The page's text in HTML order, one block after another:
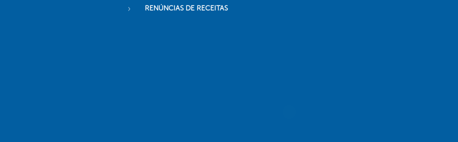
RENÚNCIAS DE RECEITAS